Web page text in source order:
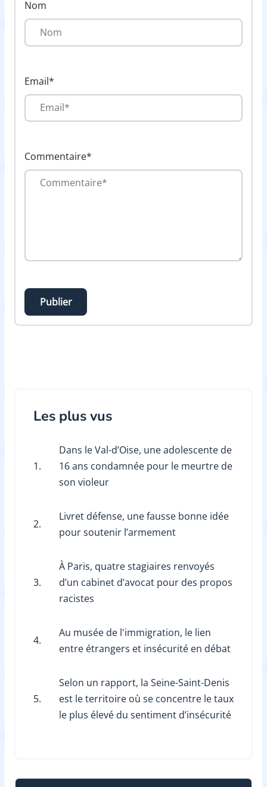
Nom
Email*
Commentaire*
Publier
Les plus vus
1.
Dans le Val-d’Oise, une adolescente de
16 ans condamnée pour le meurtre de
son violeur
2.
Livret défense, une fausse bonne idée
pour soutenir l’armement
3.
À Paris, quatre stagiaires renvoyés
d’un cabinet d’avocat pour des propos
racistes
4.
Au musée de l'immigration, le lien
entre étrangers et insécurité en débat
5.
Selon un rapport, la Seine-Saint-Denis
est le territoire où se concentre le taux
le plus élevé du sentiment d’insécurité